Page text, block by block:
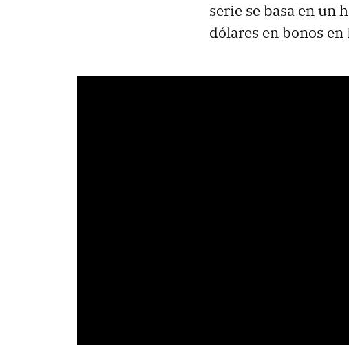
serie se basa en un
dólares en bonos